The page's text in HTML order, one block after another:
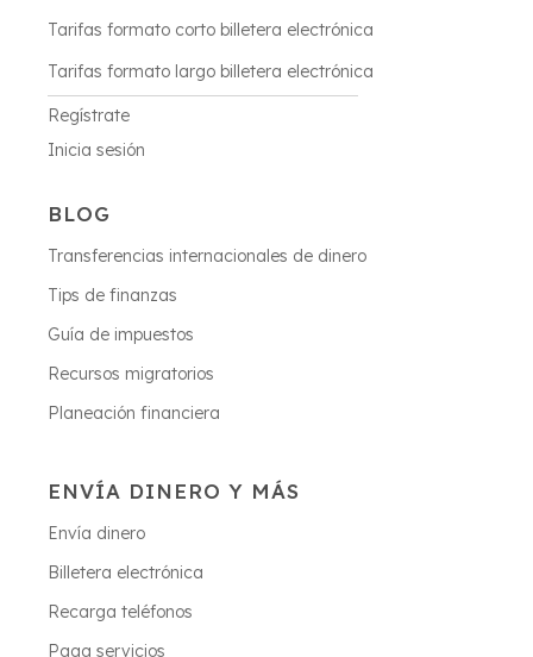
Tarifas formato corto billetera electrónica
Tarifas formato largo billetera electrónica
Regístrate
Inicia sesión
BLOG
Transferencias internacionales de dinero
Tips de finanzas
Guía de impuestos
Recursos migratorios
Planeación financiera
ENVÍA DINERO Y MÁS
Envía dinero
Billetera electrónica
Recarga teléfonos
Paga servicios